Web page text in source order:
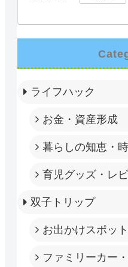
ライフハック
お金・資産形成
暮らしの知恵・
育児グッズ・レ
双子トリップ
お出かけスポット
ファミリーカー